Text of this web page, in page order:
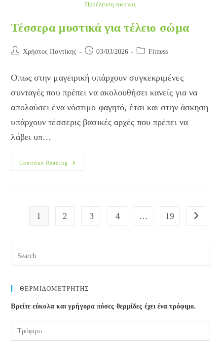
Προέλευση εικόνας
Τέσσερα μυστικά για τέλειο σώμα
Post Χρήστος Ποντίκης
Post03/03/2026
Post Fitness
Οπως στην μαγειρική υπάρχουν συγκεκριμένες
συνταγές που πρέπει να ακολουθήσει κανείς για να
απολαύσει ένα νόστιμο φαγητό, έτσι και στην άσκηση
υπάρχουν τέσσερις βασικές αρχές που πρέπει να
λάβει υπ…
Continue Reading
Τέσσερα
Μυστικά
1 2 3 4 … 19 Go to
ΘΕΡΜΙΔΟΜΕΤΡΗΤΗΣ
Βρείτε εύκολα και γρήγορα πόσες θερμίδες έχει ένα τρόφιμο.